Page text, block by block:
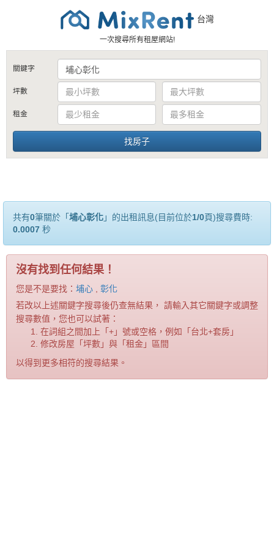
台灣
一次搜尋所有租屋網站!
關鍵字
坪數
租金
共有0筆關於「 埔心彰化」的出租訊息(目前位於1/0頁)搜尋費時:
0.0007 秒
沒有找到任何結果！
您是不是要找： 埔心 , 彰化
若改以上述關鍵字搜尋後仍查無結果， 請輸入其它關鍵字或調整
搜尋數值，您也可以試著：
在詞組之間加上「+」號或空格，例如「台北+套房」
修改房屋「坪數」與「租金」區間
以得到更多相符的搜尋結果。